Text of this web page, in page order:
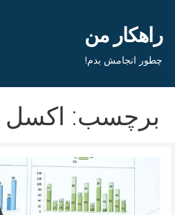
محتواراهکار من
چطور انجامش بدم!
برچسب: اکسل